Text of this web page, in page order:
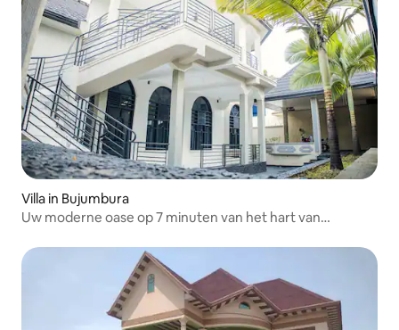
Villa in Bujumbura
Uw moderne oase op 7 minuten van het hart van